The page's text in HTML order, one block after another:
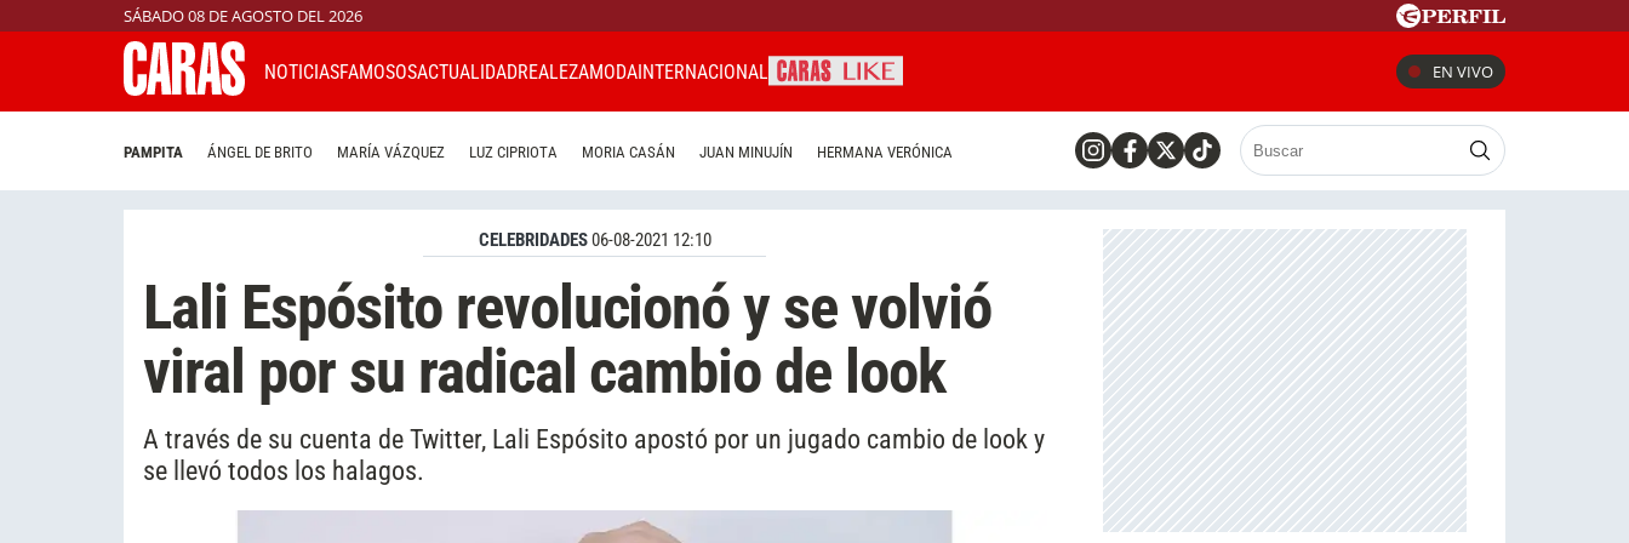
SÁBADO 08 DE AGOSTO DEL 2026
NOTICIASFAMOSOSACTUALIDADREALEZAMODAINTERNACIONAL EN VIVO
PAMPITA ÁNGEL DE BRITO MARÍA VÁZQUEZ LUZ CIPRIOTA MORIA CASÁN JUAN MINUJÍN HERMANA VERÓNICA
CELEBRIDADES06-08-2021 12:10
Lali Espósito revolucionó y se volvió
viral por su radical cambio de look
A través de su cuenta de Twitter, Lali Espósito apostó por un jugado cambio de look y
se llevó todos los halagos.